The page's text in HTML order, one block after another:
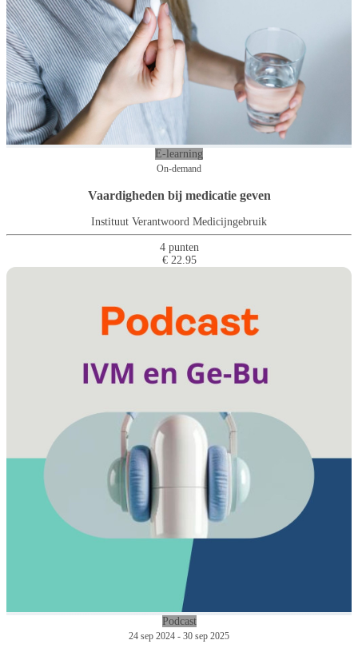
E-learning
On-demand
Vaardigheden bij medicatie geven
Instituut Verantwoord Medicijngebruik
4 punten
€ 22.95
Podcast
24 sep 2024 - 30 sep 2025